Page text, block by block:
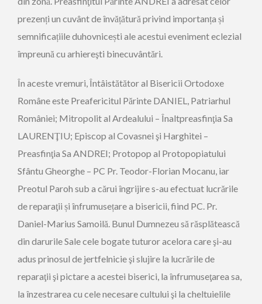
prezenți un cuvânt de învățătură privind importanța și
semnificațiile duhovnicești ale acestui eveniment eclezial
împreună cu arhiereşti binecuvântări.
În aceste vremuri, Întâistătător al Bisericii Ortodoxe
Române este Preafericitul Părinte DANIEL, Patriarhul
României; Mitropolit al Ardealului – Înaltpreasfinţia Sa
LAURENŢIU; Episcop al Covasnei şi Harghitei –
Preasfinţia Sa ANDREI; Protopop al Protopopiatului
Sfântu Gheorghe – PC Pr. Teodor-Florian Mocanu, iar
Preotul Paroh sub a cărui îngrijire s-au efectuat lucrările
de reparaţii și înfrumusețare a bisericii, fiind PC. Pr.
Daniel-Marius Samoilă. Bunul Dumnezeu să răsplătească
din darurile Sale cele bogate tuturor acelora care şi-au
adus prinosul de jertfelnicie şi slujire la lucrările de
reparaţii şi pictare a acestei biserici, la înfrumuseţarea sa,
la înzestrarea cu cele necesare cultului şi la cheltuielile